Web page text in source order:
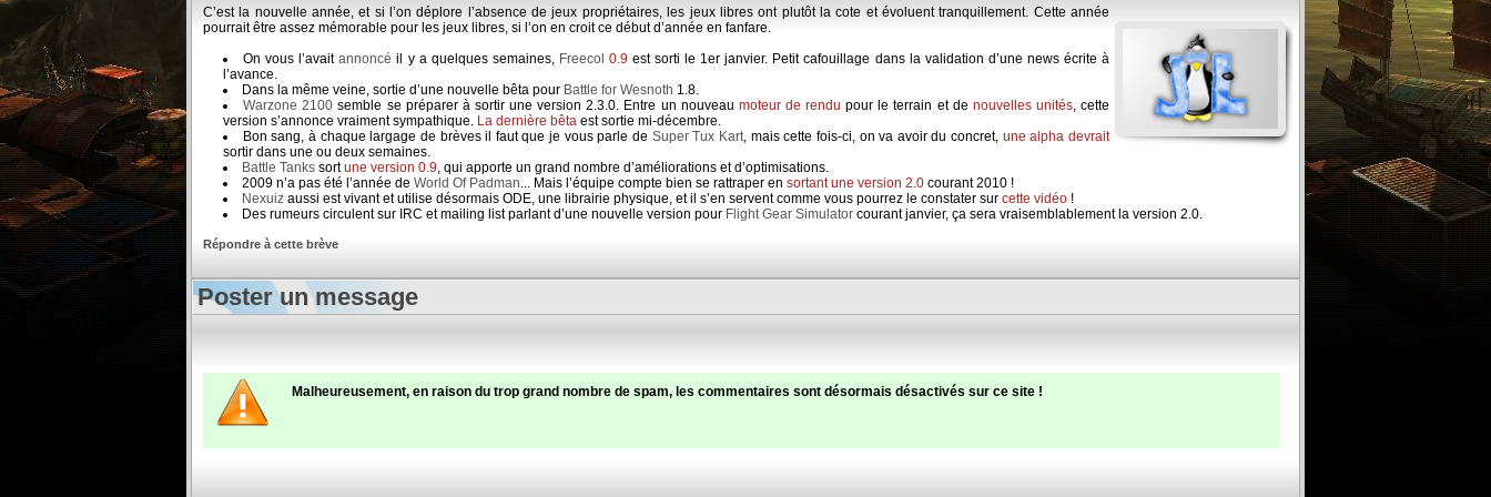
C’est la nouvelle année, et si l’on déplore l’absence de jeux propriétaires, les jeux libres ont plutôt la cote et évoluent tranquillement. Cette année
pourrait être assez mémorable pour les jeux libres, si l’on en croit ce début d’année en fanfare.
On vous l’avaitannoncé il y a quelques semaines, Freecol 0.9 est sorti le 1er janvier. Petit cafouillage dans la validation d’une news écrite à
l’avance.
Dans la même veine, sortie d’une nouvelle bêta pour Battle for Wesnoth 1.8.
Warzone 2100 semble se préparer à sortir une version 2.3.0. Entre un nouveau moteur de rendu pour le terrain et de nouvelles unités, cette
version s’annonce vraiment sympathique. La dernière bêta est sortie mi-décembre.
Bon sang, à chaque largage de brèves il faut que je vous parle de Super Tux Kart, mais cette fois-ci, on va avoir du concret, une alpha devrait
sortir dans une ou deux semaines.
Battle Tanks sortune version 0.9, qui apporte un grand nombre d’améliorations et d’optimisations.
2009 n’a pas été l’année de World Of Padman... Mais l’équipe compte bien se rattraper en sortant une version 2.0 courant 2010 !
Nexuiz aussi est vivant et utilise désormais ODE, une librairie physique, et il s’en servent comme vous pourrez le constater sur cette vidéo !
Des rumeurs circulent sur IRC et mailing list parlant d’une nouvelle version pour Flight Gear Simulator courant janvier, ça sera vraisemblablement la version 2.0.
Répondre à cette brève
Poster un message
Malheureusement, en raison du trop grand nombre de spam, les commentaires sont désormais désactivés sur ce site !